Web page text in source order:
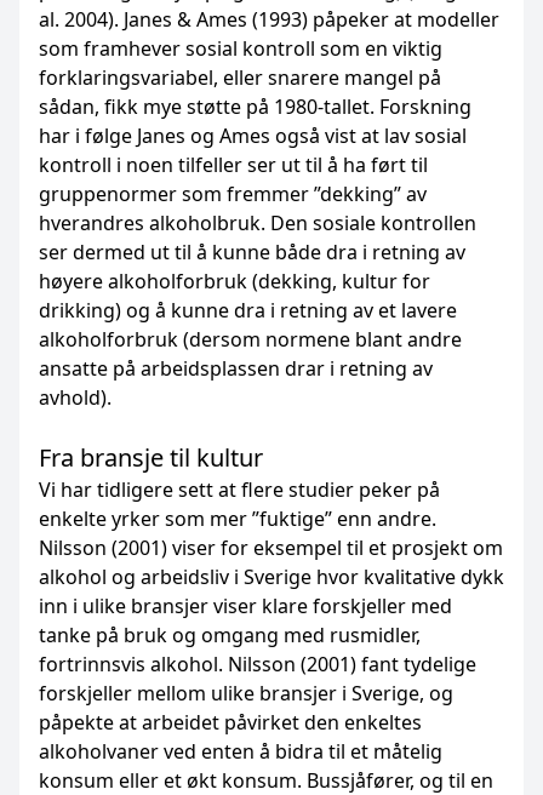
al. 2004). Janes & Ames (1993) påpeker at modeller
som framhever sosial kontroll som en viktig
forklaringsvariabel, eller snarere mangel på
sådan, fikk mye støtte på 1980-tallet. Forskning
har i følge Janes og Ames også vist at lav sosial
kontroll i noen tilfeller ser ut til å ha ført til
gruppenormer som fremmer ”dekking” av
hverandres alkoholbruk. Den sosiale kontrollen
ser dermed ut til å kunne både dra i retning av
høyere alkoholforbruk (dekking, kultur for
drikking) og å kunne dra i retning av et lavere
alkoholforbruk (dersom normene blant andre
ansatte på arbeidsplassen drar i retning av
avhold).
Fra bransje til kultur
Vi har tidligere sett at flere studier peker på
enkelte yrker som mer ”fuktige” enn andre.
Nilsson (2001) viser for eksempel til et prosjekt om
alkohol og arbeidsliv i Sverige hvor kvalitative dykk
inn i ulike bransjer viser klare forskjeller med
tanke på bruk og omgang med rusmidler,
fortrinnsvis alkohol. Nilsson (2001) fant tydelige
forskjeller mellom ulike bransjer i Sverige, og
påpekte at arbeidet påvirket den enkeltes
alkoholvaner ved enten å bidra til et måtelig
konsum eller et økt konsum. Bussjåfører, og til en